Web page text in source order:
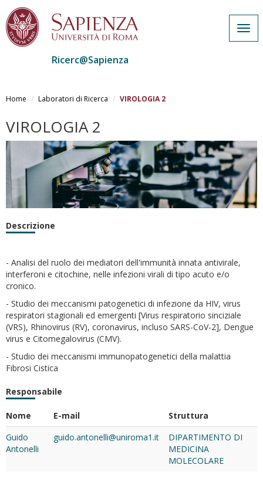
al
principale
Ricerc@Sapienza
Home Laboratori di Ricerca VIROLOGIA 2
VIROLOGIA 2
Descrizione
- Analisi del ruolo dei mediatori dell'immunità innata antivirale,
interferoni e citochine, nelle infezioni virali di tipo acuto e/o
cronico.
- Studio dei meccanismi patogenetici di infezione da HIV, virus
respiratori stagionali ed emergenti [Virus respiratorio sinciziale
(VRS), Rhinovirus (RV), coronavirus, incluso SARS-CoV-2], Dengue
virus e Citomegalovirus (CMV).
- Studio dei meccanismi immunopatogenetici della malattia
Fibrosi Cistica
Responsabile
Nome E-mail
Struttura
Guido
Antonelli
guido.antonelli@uniroma1.it
DIPARTIMENTO DI
MEDICINA
MOLECOLARE